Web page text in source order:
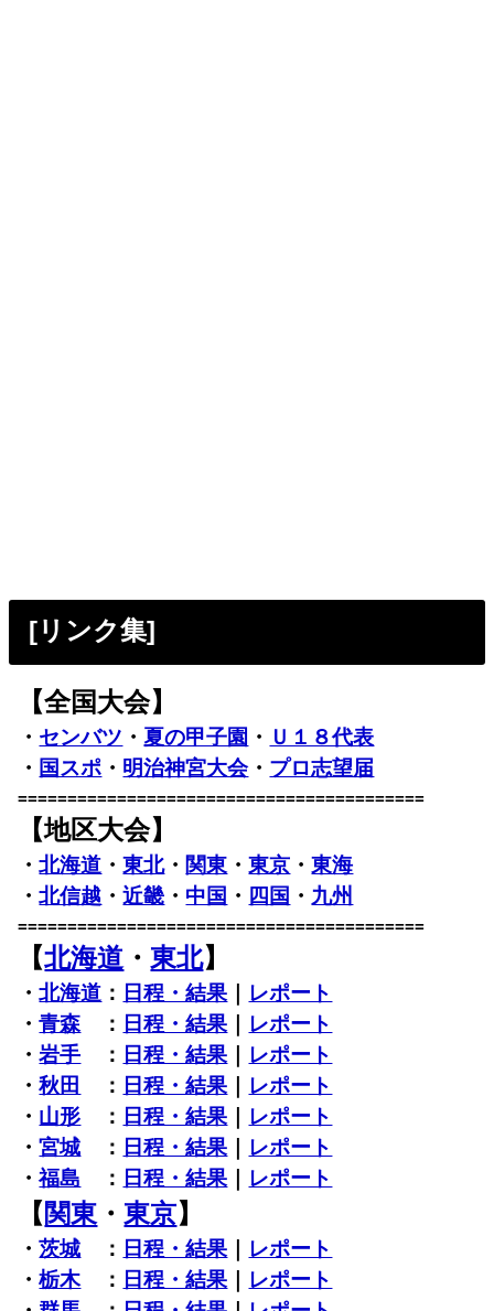
[リンク集]
【全国大会】
・ センバツ ・ 夏の甲子園 ・ Ｕ１８代表
・ 国スポ ・ 明治神宮大会・ プロ志望届
=========================================
【地区大会】
・北海道 ・東北・ 関東 ・東京 ・東海
・北信越 ・近畿 ・ 中国 ・ 四国 ・ 九州
=========================================
【北海道 ・ 東北】
・北海道 ： 日程・結果
レポート
・青森 ： 日程・結果
レポート
・岩手 ： 日程・結果
レポート
・秋田 ： 日程・結果
レポート
・ 山形 ： 日程・結果
レポート
・宮城 ： 日程・結果
レポート
・福島 ： 日程・結果 レポート
【 関東 ・ 東京】
・茨城 ： 日程・結果
レポート
・栃木： 日程・結果
レポート